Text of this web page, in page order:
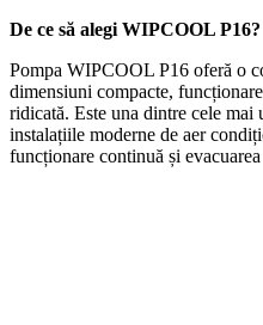
De ce să alegi WIPCOOL P16?
Pompa WIPCOOL P16 oferă o
dimensiuni compacte,
ridicată. Este una dintre cele mai
instalațiile moderne de aer
funcționare continuă și